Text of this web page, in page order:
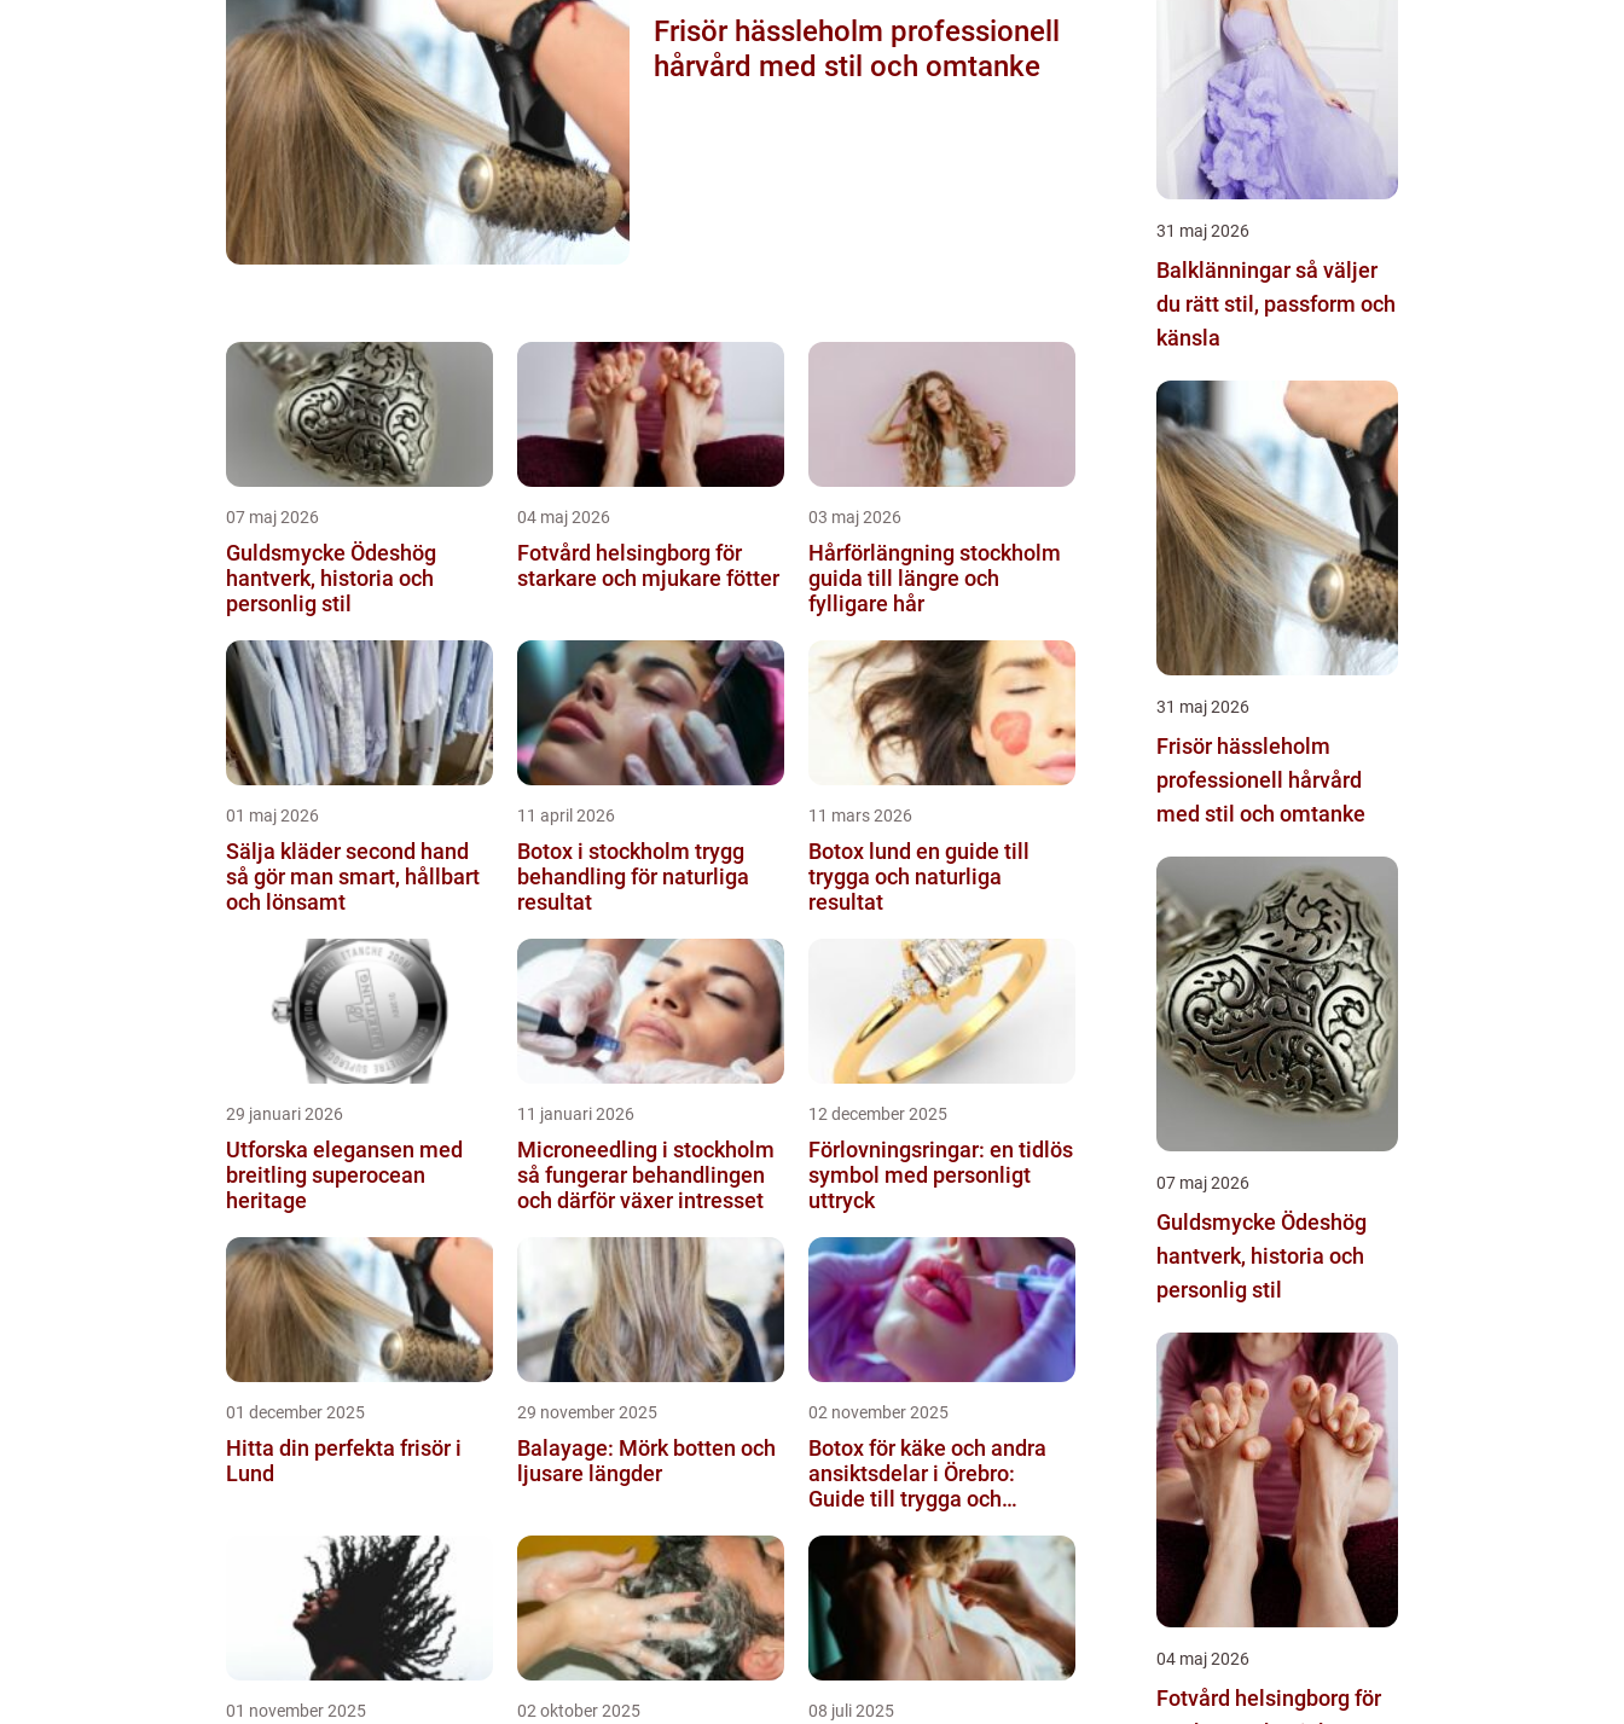
Frisör hässleholm professionell
hårvård med stil och omtanke
07 maj 2026
Guldsmycke Ödeshög
hantverk, historia och
personlig stil
04 maj 2026
Fotvård helsingborg för
starkare och mjukare fötter
03 maj 2026
Hårförlängning stockholm
guida till längre och
fylligare hår
01 maj 2026
Sälja kläder second hand
så gör man smart, hållbart
och lönsamt
11 april 2026
Botox i stockholm trygg
behandling för naturliga
resultat
11 mars 2026
Botox lund en guide till
trygga och naturliga
resultat
29 januari 2026
Utforska elegansen med
breitling superocean
heritage
11 januari 2026
Microneedling i stockholm
så fungerar behandlingen
och därför växer intresset
12 december 2025
Förlovningsringar: en tidlös
symbol med personligt
uttryck
01 december 2025
Hitta din perfekta frisör i
Lund
29 november 2025
Balayage: Mörk botten och
ljusare längder
02 november 2025
Botox för käke och andra
ansiktsdelar i Örebro:
Guide till trygga och
01 november 2025 02 oktober 2025 08 juli 2025
31 maj 2026
Balklänningar så väljer
du rätt stil, passform och
känsla
31 maj 2026
Frisör hässleholm
professionell hårvård
med stil och omtanke
07 maj 2026
Guldsmycke Ödeshög
hantverk, historia och
personlig stil
04 maj 2026
Fotvård helsingborg för